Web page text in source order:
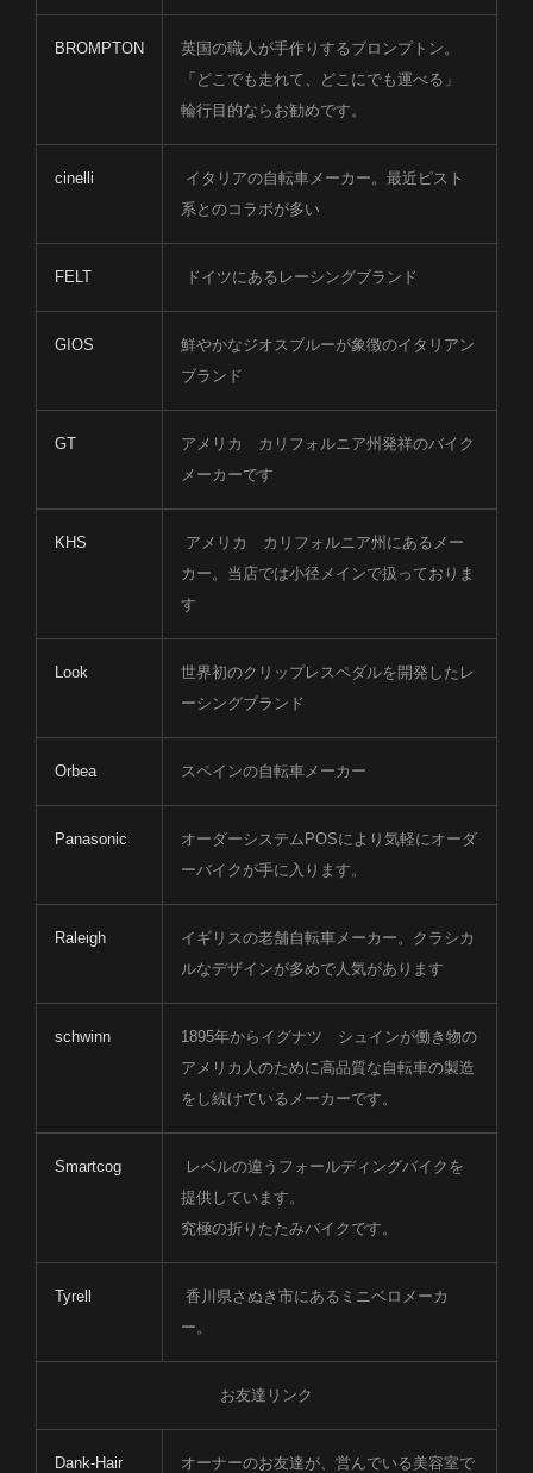
BROMPTON
英国の職人が手作りするブロンプトン。
「どこでも走れて、どこにでも運べる」
輪行目的ならお勧めです。
cinelli
イタリアの自転車メーカー。最近ピスト
系とのコラボが多い
FELT ドイツにあるレーシングブランド
GIOS
鮮やかなジオスブルーが象徴のイタリアン
ブランド
GT
アメリカ カリフォルニア州発祥のバイク
メーカーです
KHS
アメリカ カリフォルニア州にあるメー
カー。当店では小径メインで扱っておりま
す
Look
世界初のクリップレスペダルを開発したレ
ーシングブランド
Orbea スペインの自転車メーカー
Panasonic
オーダーシステムPOSにより気軽にオーダ
ーバイクが手に入ります。
Raleigh
イギリスの老舗自転車メーカー。クラシカ
ルなデザインが多めで人気があります
schwinn
1895年からイグナツ シュインが働き物の
アメリカ人のために高品質な自転車の製造
をし続けているメーカーです。
Smartcog
レベルの違うフォールディングバイクを
提供しています。
究極の折りたたみバイクです。
Tyrell
香川県さぬき市にあるミニベロメーカ
ー。
お友達リンク
Dank-Hair
オーナーのお友達が、営んでいる美容室で